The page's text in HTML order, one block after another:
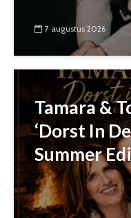
7 augustus 2026
Tamara &
‘Dorst In
Summer